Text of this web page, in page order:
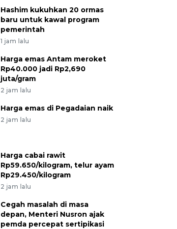
Hashim kukuhkan 20 ormas
baru untuk kawal program
pemerintah
1 jam lalu
Harga emas Antam meroket
Rp40.000 jadi Rp2,690
juta/gram
2 jam lalu
Harga emas di Pegadaian naik
2 jam lalu
Harga cabai rawit
Rp59.650/kilogram, telur ayam
Rp29.450/kilogram
2 jam lalu
Cegah masalah di masa
depan, Menteri Nusron ajak
pemda percepat sertipikasi